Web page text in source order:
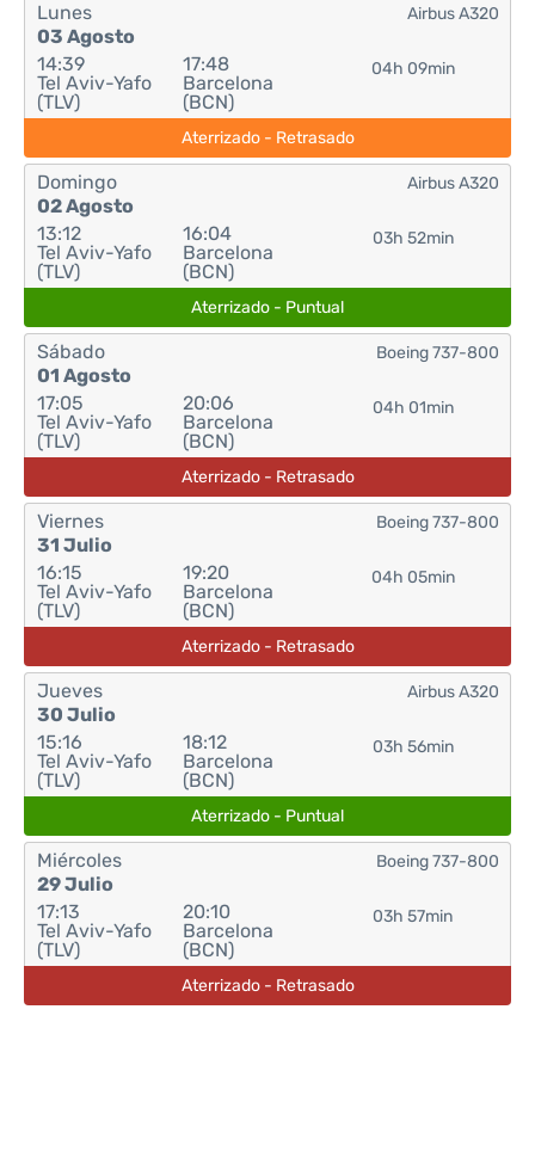
Lunes
03 Agosto
14:39
Tel Aviv-Yafo
(TLV)
17:48
Barcelona
(BCN)
04h 09min
Airbus A320
Aterrizado - Retrasado
Domingo
02 Agosto
13:12
Tel Aviv-Yafo
(TLV)
16:04
Barcelona
(BCN)
03h 52min
Airbus A320
Aterrizado - Puntual
Sábado
01 Agosto
17:05
Tel Aviv-Yafo
(TLV)
20:06
Barcelona
(BCN)
04h 01min
Boeing 737-800
Aterrizado - Retrasado
Viernes
31 Julio
16:15
Tel Aviv-Yafo
(TLV)
19:20
Barcelona
(BCN)
04h 05min
Boeing 737-800
Aterrizado - Retrasado
Jueves
30 Julio
15:16
Tel Aviv-Yafo
(TLV)
18:12
Barcelona
(BCN)
03h 56min
Airbus A320
Aterrizado - Puntual
Miércoles
29 Julio
17:13
Tel Aviv-Yafo
(TLV)
20:10
Barcelona
(BCN)
03h 57min
Boeing 737-800
Aterrizado - Retrasado